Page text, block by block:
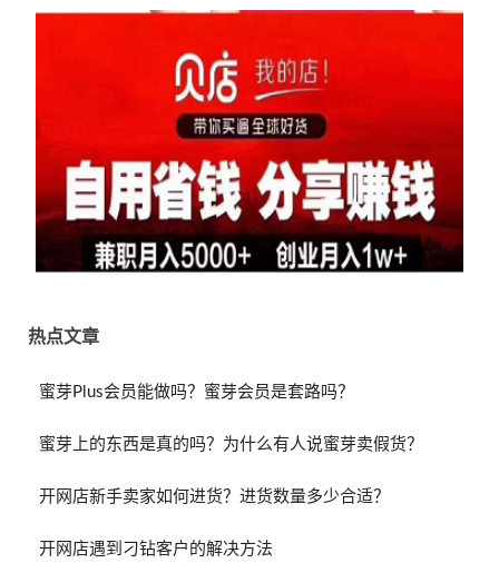
热点文章
蜜芽Plus会员能做吗？蜜芽会员是套路吗？
蜜芽上的东西是真的吗？为什么有人说蜜芽卖假货？
开网店新手卖家如何进货？进货数量多少合适？
开网店遇到刁钻客户的解决方法